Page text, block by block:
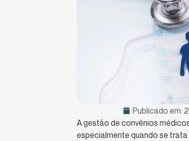
Publicado em:
A gestão de convênios
especialmente quando se trata